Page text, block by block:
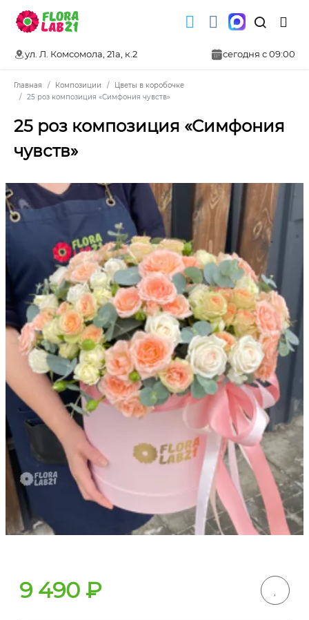
ул. Л. Комсомола, 21а, к.2 сегодня с 09:00
Главная Композиции
Цветы в коробочке
25 роз композиция «Симфония чувств»
25 роз композиция «Симфония
чувств»
9 490 ₽